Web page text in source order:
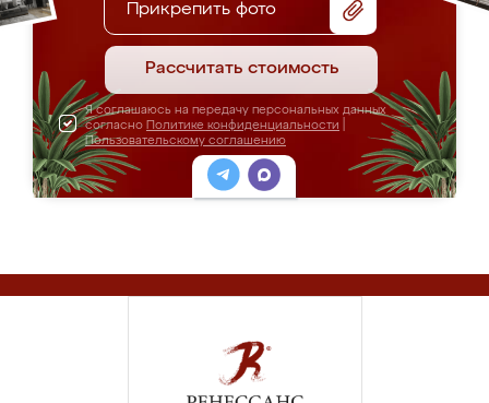
Прикрепить фото
Рассчитать стоимость
Я соглашаюсь на передачу персональных данных
согласно Политике конфиденциальности
Пользовательскому соглашению